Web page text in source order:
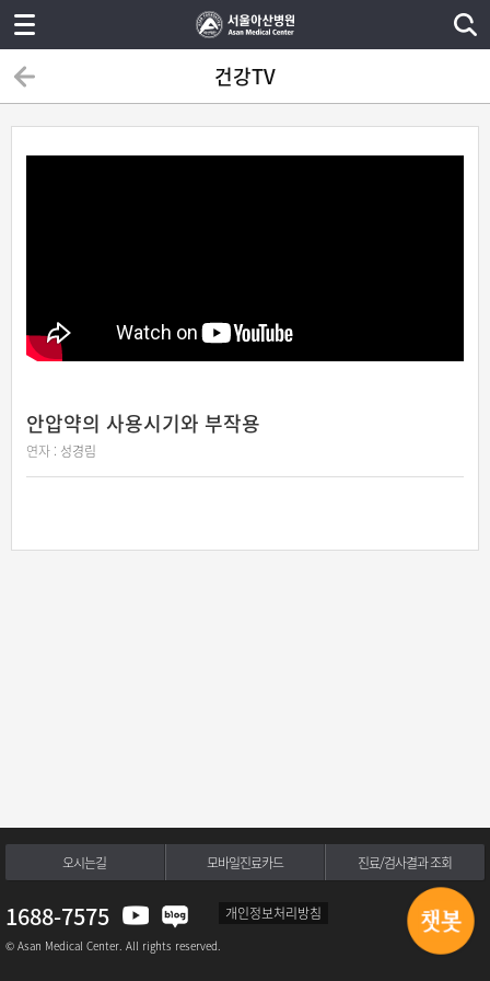
건강TV
안압약의 사용시기와 부작용
연자 : 성경림
오시는길 모바일진료카드 진료/검사결과 조회
1688-7575 개인정보처리방침
© Asan Medical Center. All rights reserved.